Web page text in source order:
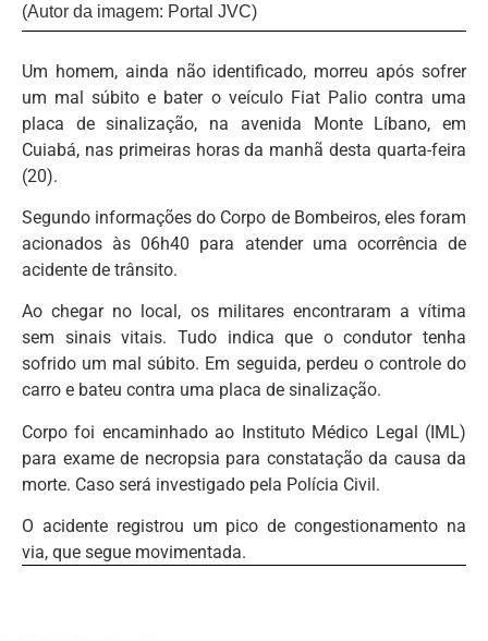
(Autor da imagem: Portal JVC)
Um homem, ainda não identificado, morreu após sofrer
um mal súbito e bater o veículo Fiat Palio contra uma
placa de sinalização, na avenida Monte Líbano, em
Cuiabá, nas primeiras horas da manhã desta quarta-feira
(20).
Segundo informações do Corpo de Bombeiros, eles foram
acionados às 06h40 para atender uma ocorrência de
acidente de trânsito.
Ao chegar no local, os militares encontraram a vítima
sem sinais vitais. Tudo indica que o condutor tenha
sofrido um mal súbito. Em seguida, perdeu o controle do
carro e bateu contra uma placa de sinalização.
Corpo foi encaminhado ao Instituto Médico Legal (IML)
para exame de necropsia para constatação da causa da
morte. Caso será investigado pela Polícia Civil.
O acidente registrou um pico de congestionamento na
via, que segue movimentada.